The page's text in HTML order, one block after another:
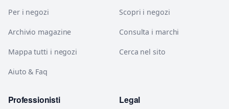
Per i negozi
Archivio magazine
Mappa tutti i negozi
Aiuto & Faq
Scopri i negozi
Consulta i marchi
Cerca nel sito
Professionisti Legal